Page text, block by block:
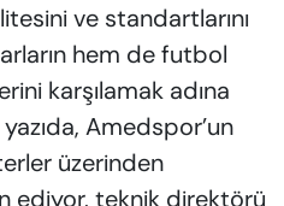
ve standartlarını
hem de futbol
karşılamak adına
Amedspor’un
üzerinden
ediyor, teknik direktörü